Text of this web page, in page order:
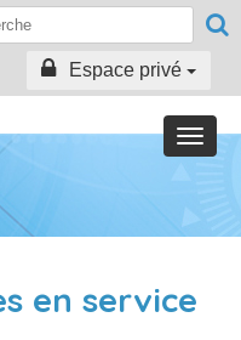
Espace privé
Toggle
en service